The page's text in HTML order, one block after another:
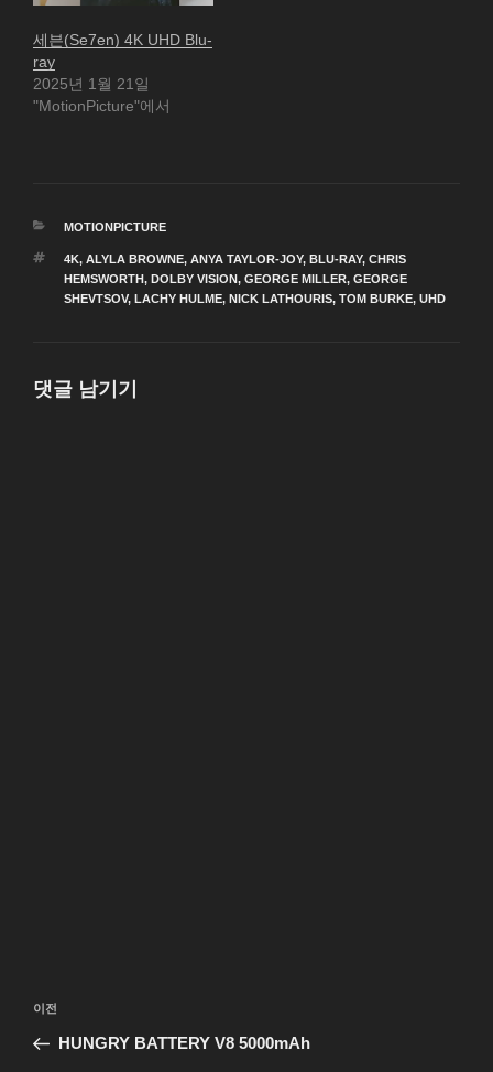
세븐(Se7en) 4K UHD Blu-
ray
2025년 1월 21일
"MotionPicture"에서
카
고
리
MOTIONPICTURE
태
그
4K, ALYLA BROWNE, ANYA TAYLOR-JOY, BLU-RAY, CHRIS
HEMSWORTH, DOLBY VISION, GEORGE MILLER, GEORGE
SHEVTSOV, LACHY HULME, NICK LATHOURIS, TOM BURKE, UHD
댓글 남기기
색
이
전
이전
HUNGRY BATTERY V8 5000mAh